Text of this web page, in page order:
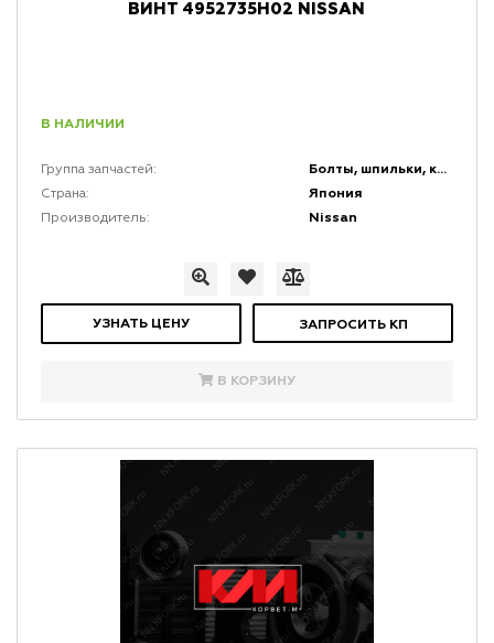
ВИНТ 4952735H02 NISSAN
В НАЛИЧИИ
Группа запчастей: Болты, шпильки, крепеж, коннекторы и кронштейны
Страна: Япония
Производитель: Nissan
УЗНАТЬ ЦЕНУ ЗАПРОСИТЬ КП
В КОРЗИНУ